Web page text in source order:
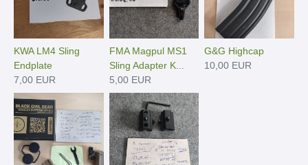
KWA LM4 Sling
Endplate
7,00 EUR
FMA Magpul MS1
Sling Adapter K...
5,00 EUR
G&G Highcap
10,00 EUR